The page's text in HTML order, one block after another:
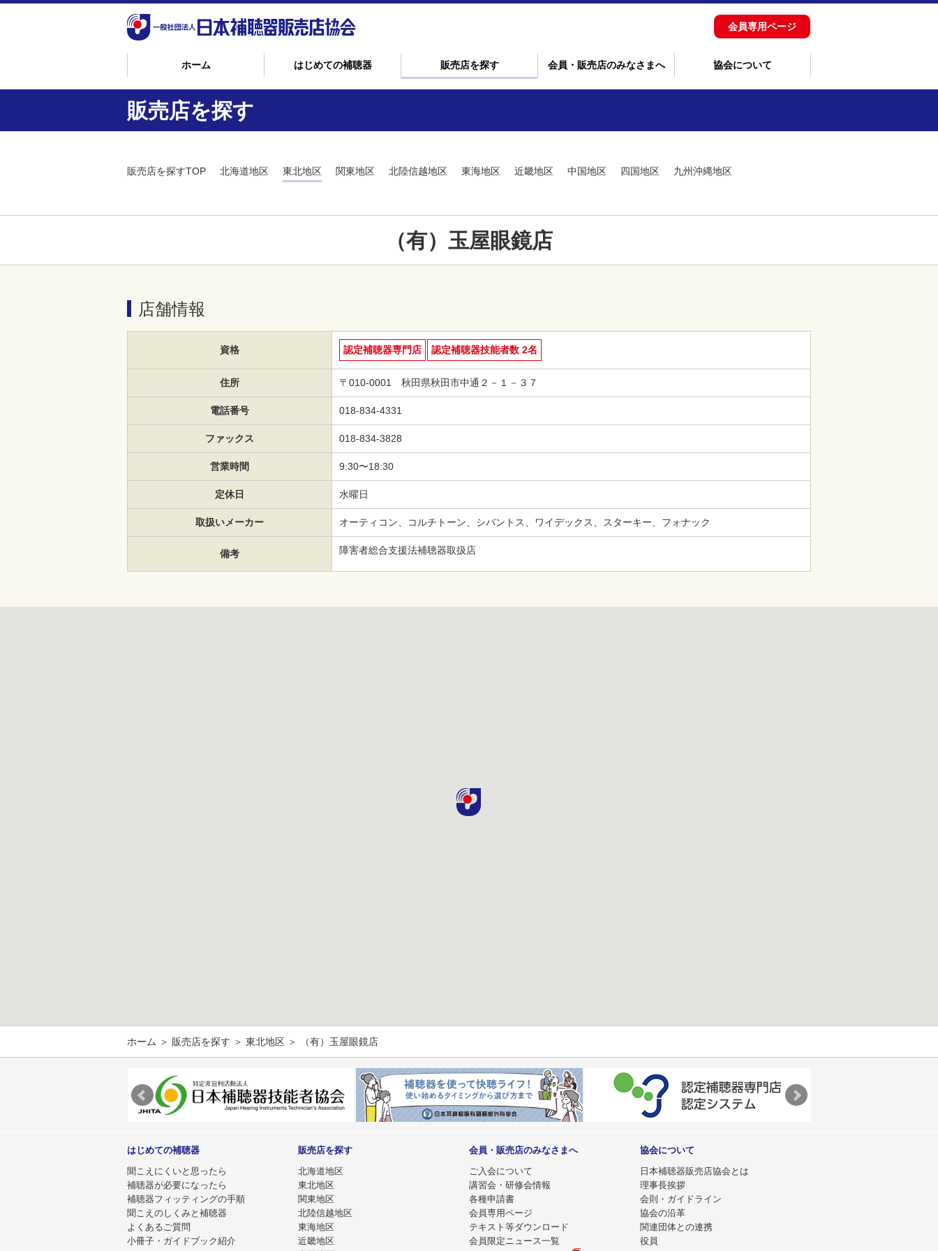
会員専用ページ
ホーム はじめての補聴器 販売店を探す 会員・販売店のみなさまへ 協会について
販売店を探す
販売店を探すTOP 北海道地区 東北地区 関東地区 北陸信越地区 東海地区 近畿地区 中国地区 四国地区 九州沖縄地区
（有）玉屋眼鏡店
店舗情報
資格 認定補聴器専門店 認定補聴器技能者数 2名
住所 〒010-0001 秋田県秋田市中通２－１－３７
電話番号 018-834-4331
ファックス 018-834-3828
営業時間 9:30〜18:30
定休日 水曜日
取扱いメーカー オーティコン、コルチトーン、シバントス、ワイデックス、スターキー、フォナック
備考 障害者総合支援法補聴器取扱店
ホーム ＞ 販売店を探す ＞ 東北地区 ＞ （有）玉屋眼鏡店
はじめての補聴器
聞こえにくいと思ったら
補聴器が必要になったら
補聴器フィッティングの手順
聞こえのしくみと補聴器
よくあるご質問
小冊子・ガイドブック紹介
販売店を探す
北海道地区
東北地区
関東地区
北陸信越地区
東海地区
近畿地区
会員・販売店のみなさまへ
ご入会について
講習会・研修会情報
各種申請書
会員専用ページ
テキスト等ダウンロード
会員限定ニュース一覧
協会について
日本補聴器販売店協会とは
理事長挨拶
会則・ガイドライン
協会の沿革
関連団体との連携
役員